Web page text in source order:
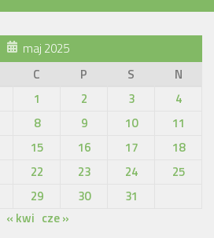
maj 2025
C P S
N
1
2 3
4
8 9 10
11
15 16 17
18
22 23 24
25
29 30
31
« kwi cze »